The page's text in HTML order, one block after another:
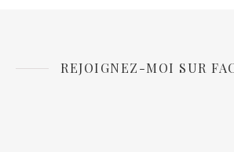
REJOIGNEZ-MOI SUR